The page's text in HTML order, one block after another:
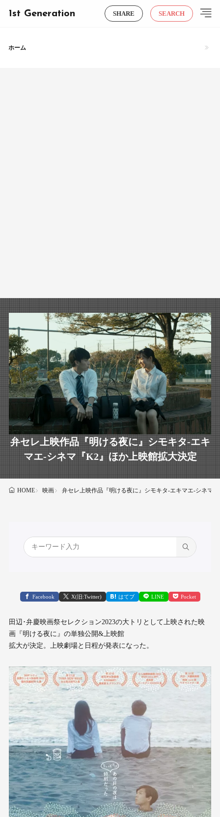
1st Generation SHARE SEARCH
ホーム
弁セレ上映作品『明ける夜に』シモキタ-エキ
マエ-シネマ『K2』ほか上映館拡大決定
HOME 映画 弁セレ上映作品『明ける夜に』シモキタ-エキマエ-シネマ
Facebook X(旧:Twitter) はてブ LINE Pocket
田辺･弁慶映画祭セレクション2023の大トリとして上映された映
画『明ける夜に』の単独公開&上映館
拡大が決定。上映劇場と日程が発表になった。